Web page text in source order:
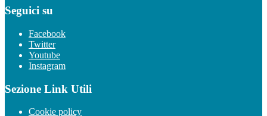
Seguici su
Facebook
Twitter
Youtube
Instagram
Sezione Link Utili
Cookie policy